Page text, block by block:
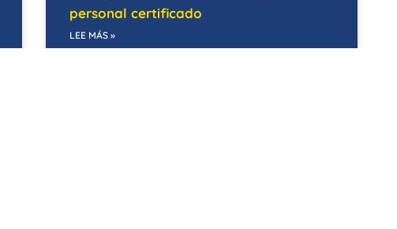
personal certificado
LEE MÁS »